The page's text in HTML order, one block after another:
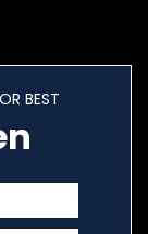
BEST